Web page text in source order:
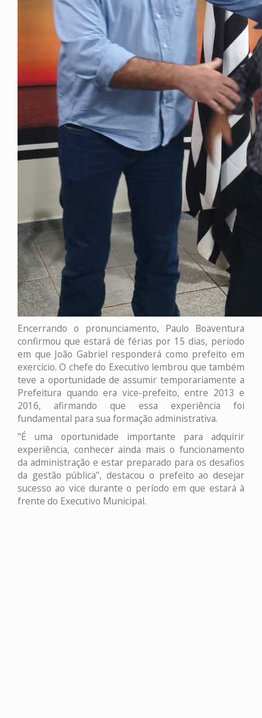
Encerrando o pronunciamento, Paulo Boaventura
confirmou que estará de férias por 15 dias, período
em que João Gabriel responderá como prefeito em
exercício. O chefe do Executivo lembrou que também
teve a oportunidade de assumir temporariamente a
Prefeitura quando era vice-prefeito, entre 2013 e
2016, afirmando que essa experiência foi
fundamental para sua formação administrativa.
"É uma oportunidade importante para adquirir
experiência, conhecer ainda mais o funcionamento
da administração e estar preparado para os desafios
da gestão pública", destacou o prefeito ao desejar
sucesso ao vice durante o período em que estará à
frente do Executivo Municipal.